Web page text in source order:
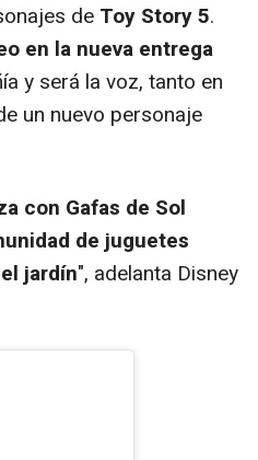
de Toy Story 5.
en la nueva entrega
y será la voz, tanto en
un nuevo personaje
con Gafas de Sol
de juguetes
jardín", adelanta Disney